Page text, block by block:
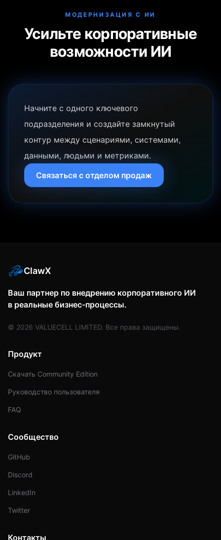
МОДЕРНИЗАЦИЯ С ИИ
Усильте корпоративные
возможности ИИ
Начните с одного ключевого
подразделения и создайте замкнутый
контур между сценариями, системами,
данными, людьми и метриками.
Связаться с отделом продаж
ClawX
Ваш партнер по внедрению корпоративного ИИ
в реальные бизнес-процессы.
© 2026 VALUECELL LIMITED. Все права защищены.
Продукт
Скачать Community Edition
Руководство пользователя
FAQ
Сообщество
GitHub
Discord
LinkedIn
Twitter
Контакты